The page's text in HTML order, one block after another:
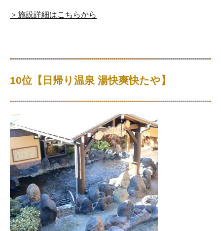
＞施設詳細はこちらから
10位【日帰り温泉 湯快爽快たや】